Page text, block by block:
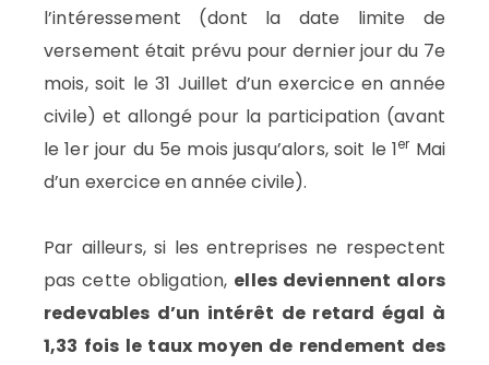
l’intéressement (dont la date limite de
versement était prévu pour dernier jour du 7e
mois, soit le 31 Juillet d’un exercice en année
civile) et allongé pour la participation (avant
le 1er jour du 5e mois jusqu’alors, soit le 1er Mai
d’un exercice en année civile).
Par ailleurs, si les entreprises ne respectent
pas cette obligation, elles deviennent alors
redevables d’un intérêt de retard égal à
1,33 fois le taux moyen de rendement des